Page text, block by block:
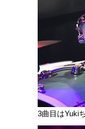
3曲目はYuki